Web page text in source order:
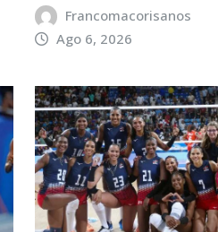
Francomacorisanos
Ago 6, 2026